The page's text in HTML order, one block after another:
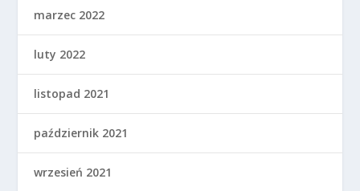
marzec 2022
luty 2022
listopad 2021
październik 2021
wrzesień 2021